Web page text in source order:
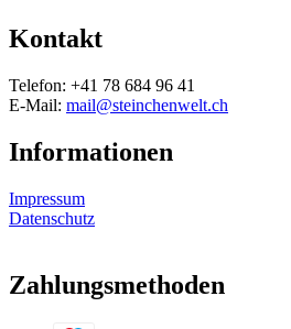
Kontakt
Telefon: +41 78 684 96 41
E-Mail: mail@steinchenwelt.ch
Informationen
Impressum
Datenschutz
Zahlungsmethoden